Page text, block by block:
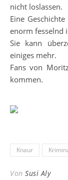
nicht loslassen.
Eine
enorm fesselnd
Sie kann
einiges mehr.
Fans von
kommen.
Knaur
Von Susi Aly